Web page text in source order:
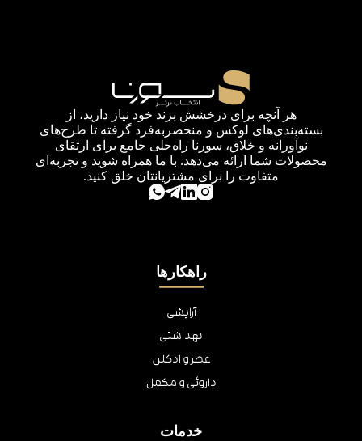
هر آنچه برای درخشش برند خود نیاز دارید، از
بسته‌بندی‌های لوکس و منحصربه‌فرد گرفته تا طرح‌های
نوآورانه و خلاق، سورنا راه‌حلی جامع برای ارتقای
محصولات شما ارائه می‌دهد. با ما همراه شوید و تجربه‌ای
متفاوت را برای مشتریانتان خلق کنید.
راهکارها
آرایشی
بهداشتی
عطر و ادکلن
داروئی و مکمل
خدمات